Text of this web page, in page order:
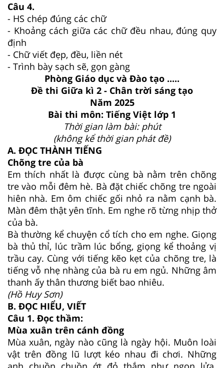
Câu 4.
- HS chép đúng các chữ
- Khoảng cách giữa các chữ đều nhau, đúng quy
định
- Chữ viết đẹp, đều, liền nét
- Trình bày sạch sẽ, gọn gàng
Phòng Giáo dục và Đào tạo .....
Đề thi Giữa kì 2 - Chân trời sáng tạo
Năm 2025
Bài thi môn: Tiếng Việt lớp 1
Thời gian làm bài: phút
(không kể thời gian phát đề)
A. ĐỌC THÀNH TIẾNG
Chõng tre của bà
Em thích nhất là được cùng bà nằm trên chõng
tre vào mỗi đêm hè. Bà đặt chiếc chõng tre ngoài
hiên nhà. Em ôm chiếc gối nhỏ ra nằm cạnh bà.
Màn đêm thật yên tĩnh. Em nghe rõ từng nhịp thở
của bà.
Bà thường kể chuyện cổ tích cho em nghe. Giọng
bà thủ thỉ, lúc trầm lúc bổng, giọng kể thoảng vị
trầu cay. Cùng với tiếng kẽo kẹt của chõng tre, là
tiếng vỗ nhẹ nhàng của bà ru em ngủ. Những âm
thanh ấy thân thương biết bao nhiêu.
(Hồ Huy Sơn)
B. ĐỌC HIỂU, VIẾT
Câu 1. Đọc thầm:
Mùa xuân trên cánh đồng
Mùa xuân, ngày nào cũng là ngày hội. Muôn loài
vật trên đồng lũ lượt kéo nhau đi chơi. Những